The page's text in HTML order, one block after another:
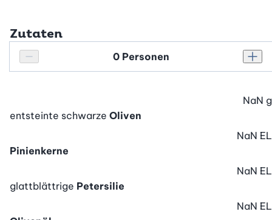
Zutaten
Personenanzahl verringern
Personenanzahl
entsteinte schwarze Oliven
NaN g
Pinienkerne
NaN EL
glattblättrige Petersilie
NaN EL
NaN EL